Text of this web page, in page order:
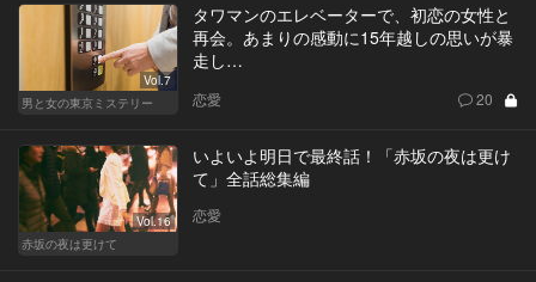
Vol.7
男と女の東京ミステリー
タワマンのエレベーターで、初恋の女性と
再会。あまりの感動に15年越しの思いが暴
走し…
恋愛 20
Vol.16
赤坂の夜は更けて
いよいよ明日で最終話！「赤坂の夜は更け
て」全話総集編
恋愛